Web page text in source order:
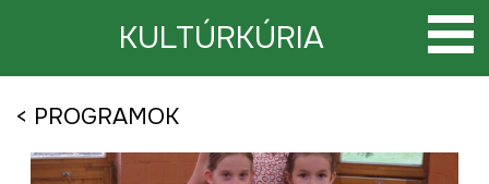
KULTÚRKÚRIA
< PROGRAMOK